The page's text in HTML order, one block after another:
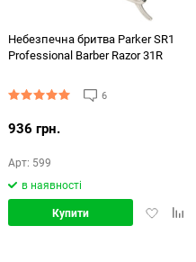
144
Небезпечна бритва Parker SR1
Professional Barber Razor 31R
6
936 грн.
Арт: 599
в наявності
Додати
Купити